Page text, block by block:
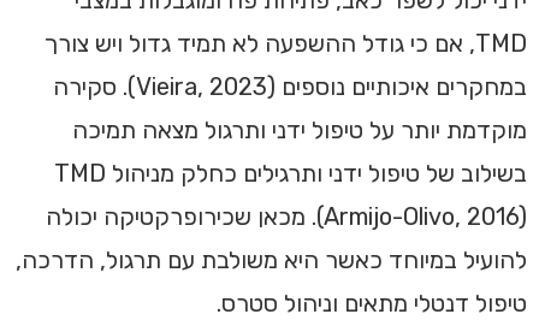
TMD, אם כי גודל ההשפעה לא תמיד גדול ויש צורך
במחקרים איכותיים נוספים (Vieira, 2023). סקירה
מוקדמת יותר על טיפול ידני ותרגול מצאה תמיכה
בשילוב של טיפול ידני ותרגילים כחלק מניהול TMD
(Armijo-Olivo, 2016). מכאן שכירופרקטיקה יכולה
להועיל במיוחד כאשר היא משולבת עם תרגול, הדרכה,
טיפול דנטלי מתאים וניהול סטרס.